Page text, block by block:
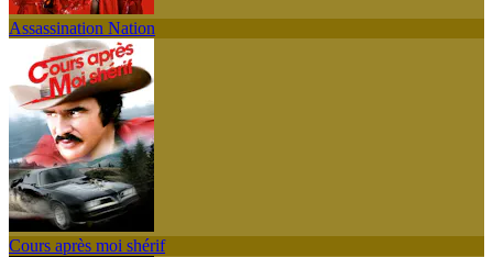
Assassination Nation
Cours après moi shérif